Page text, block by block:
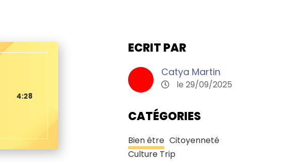
4:28
ECRIT PAR
Catya Martin
le 29/09/2025
CATÉGORIES
Bien être Citoyenneté
Culture Trip